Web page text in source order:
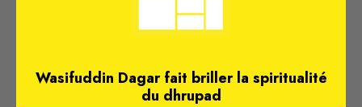
Wasifuddin Dagar fait briller la spiritualité
du dhrupad